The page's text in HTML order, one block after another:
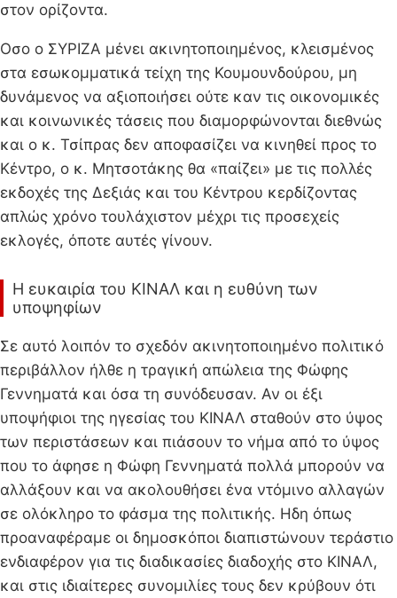
στον ορίζοντα.
Οσο ο ΣΥΡΙΖΑ μένει ακινητοποιημένος, κλεισμένος
στα εσωκομματικά τείχη της Κουμουνδούρου, μη
δυνάμενος να αξιοποιήσει ούτε καν τις οικονομικές
και κοινωνικές τάσεις που διαμορφώνονται διεθνώς
και ο κ. Τσίπρας δεν αποφασίζει να κινηθεί προς το
Κέντρο, ο κ. Μητσοτάκης θα «παίζει» με τις πολλές
εκδοχές της Δεξιάς και του Κέντρου κερδίζοντας
απλώς χρόνο τουλάχιστον μέχρι τις προσεχείς
εκλογές, όποτε αυτές γίνουν.
Η ευκαιρία του ΚΙΝΑΛ και η ευθύνη των
υποψηφίων
Σε αυτό λοιπόν το σχεδόν ακινητοποιημένο πολιτικό
περιβάλλον ήλθε η τραγική απώλεια της Φώφης
Γεννηματά και όσα τη συνόδευσαν. Αν οι έξι
υποψήφιοι της ηγεσίας του ΚΙΝΑΛ σταθούν στο ύψος
των περιστάσεων και πιάσουν το νήμα από το ύψος
που το άφησε η Φώφη Γεννηματά πολλά μπορούν να
αλλάξουν και να ακολουθήσει ένα ντόμινο αλλαγών
σε ολόκληρο το φάσμα της πολιτικής. Ηδη όπως
προαναφέραμε οι δημοσκόποι διαπιστώνουν τεράστιο
ενδιαφέρον για τις διαδικασίες διαδοχής στο ΚΙΝΑΛ,
και στις ιδιαίτερες συνομιλίες τους δεν κρύβουν ότι